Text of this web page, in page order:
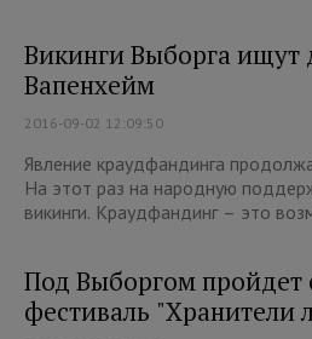
Викинги Выборга ищут
Вапенхейм
2016-09-02 12:09:50
Явление краудфандинга
На этот раз на народную
викинги. Краудфандинг – это
Под Выборгом пройдет
фестиваль "Хранители